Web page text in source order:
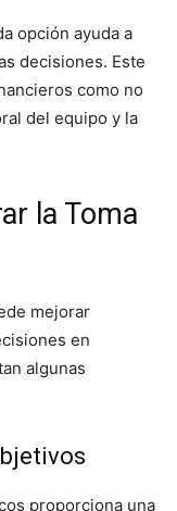
opción ayuda a
decisiones. Este
como no
del equipo y la
la Toma
mejorar
en
algunas
proporciona una